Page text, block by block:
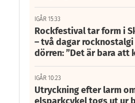
IGÅR 15:33
Rockfestival tar form i
– två dagar
dörren: ”Det är bara att
IGÅR 10:23
Utryckning efter larm
elsparkcykel togs ut ur